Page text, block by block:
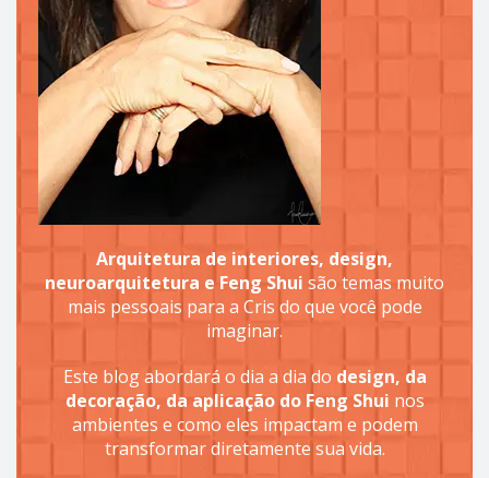
Arquitetura de interiores, design,
neuroarquitetura e Feng Shui são temas muito
mais pessoais para a Cris do que você pode
imaginar.
Este blog abordará o dia a dia do design, da
decoração, da aplicação do Feng Shui nos
ambientes e como eles impactam e podem
transformar diretamente sua vida.